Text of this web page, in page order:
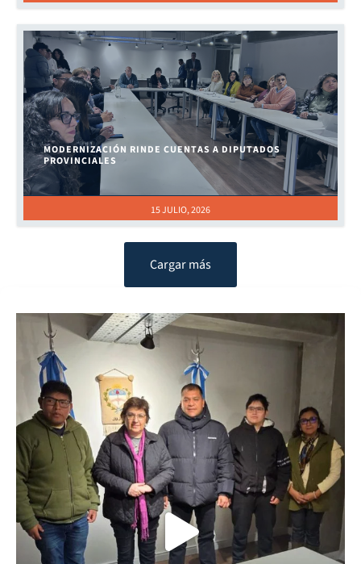
15 JULIO, 2026
MODERNIZACIÓN RINDE CUENTAS A DIPUTADOS
PROVINCIALES
Cargar más